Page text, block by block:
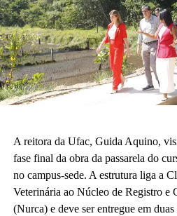
A vice-diretora do CAp, Alessandra
relevância do novo espaço para a
“Muito em breve vamos deixar de
nosso lugar. Eu olho para cada
crianças correndo e sendo felizes.”
Também participaram da cerimônia
prefeito do campus, Artesson Cruz;
administrativos, estudantes e
responsável pela obra.
(Fhagner Soares, estagiário Ascom/
A reitora da Ufac, Guida Aquino,
fase final da obra da passarela do
no campus-sede. A estrutura liga a
Veterinária ao Núcleo de Registro e
(Nurca) e deve ser entregue em duas